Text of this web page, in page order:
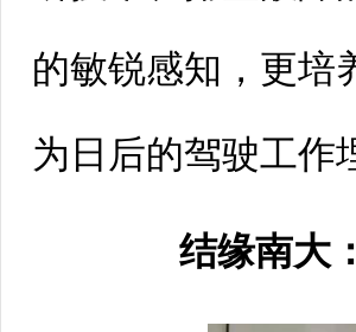
的敏锐感知，更培
为日后的驾驶工作
结缘南大